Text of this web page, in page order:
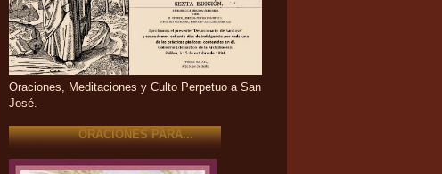
Oraciones, Meditaciones y Culto Perpetuo a San
José.
ORACIONES PARA...